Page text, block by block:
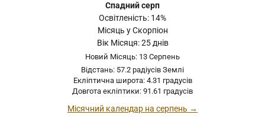
Спадний серп
Освітленість: 14%
Місяць у Скорпіон
Вік Місяця: 25 днів
Новий Місяць: 13 Серпень
Відстань: 57.2 радіусів Землі
Екліптична широта: 4.31 градусів
Довгота екліптики: 91.61 градусів
Місячний календар на серпень →